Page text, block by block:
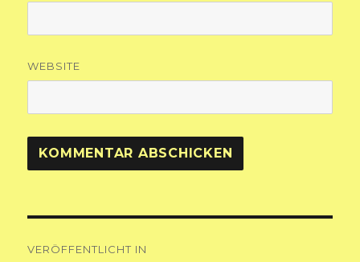
WEBSITE
VERÖFFENTLICHT IN